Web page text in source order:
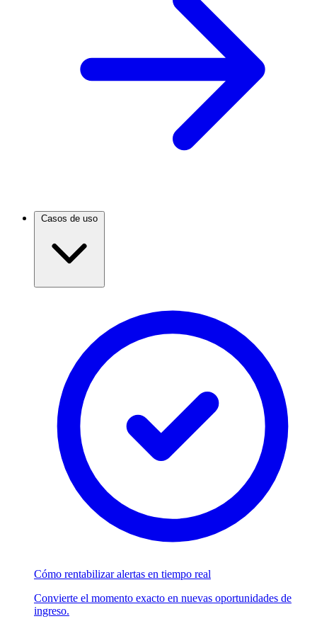
Casos de uso
Cómo rentabilizar alertas en tiempo real
Convierte el momento exacto en nuevas oportunidades de
ingreso.